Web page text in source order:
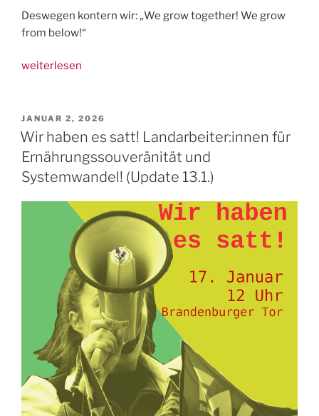
Deswegen kontern wir: „We grow together! We grow
from below!“
„5.-6.2.
zur
Fruit
Logistica
2026“
weiterlesen
VERÖFFENTLICHT
AM
JANUAR 2, 2026
Wir haben es satt! Landarbeiter:innen für
Ernährungssouveränität und
Systemwandel! (Update 13.1.)